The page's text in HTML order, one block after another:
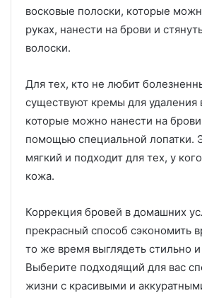
восковые полоски, которые
руках, нанести на брови и
волоски.
Для тех, кто не любит
существуют кремы для удаления
которые можно нанести на брови
помощью специальной лопатки.
мягкий и подходит для тех, у
кожа.
Коррекция бровей в домашних
прекрасный способ сэкономить
то же время выглядеть стильно
Выберите подходящий для вас
жизни с красивыми и